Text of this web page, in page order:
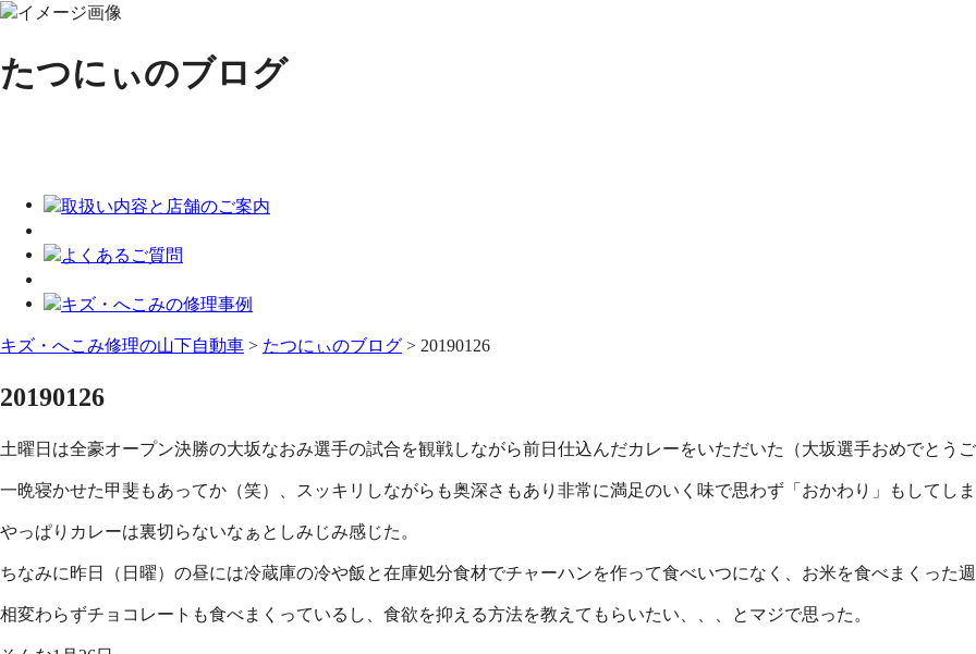
たつにぃのブログ
キズ・へこみ修理の山下自動車 > たつにぃのブログ > 20190126
20190126
土曜日は全豪オープン決勝の大坂なおみ選手の試合を観戦しながら前日仕込んだカレーをいただいた（大坂選手おめでとうご
一晩寝かせた甲斐もあってか（笑）、スッキリしながらも奥深さもあり非常に満足のいく味で思わず「おかわり」もしてしま
やっぱりカレーは裏切らないなぁとしみじみ感じた。
ちなみに昨日（日曜）の昼には冷蔵庫の冷や飯と在庫処分食材でチャーハンを作って食べいつになく、お米を食べまくった週
相変わらずチョコレートも食べまくっているし、食欲を抑える方法を教えてもらいたい、、、とマジで思った。